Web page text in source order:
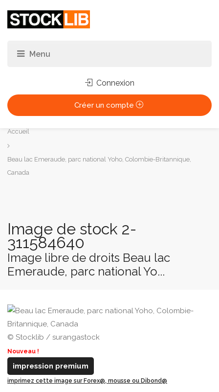
Connexion
Créer un compte
Vous
êtes
ici :
Accueil
Beau lac Emeraude, parc national Yoho, Colombie-Britannique,
Canada
Image de stock 2-
311584640
Image libre de droits Beau lac
Emeraude, parc national Yo...
© Stocklib / surangastock
Nouveau !
impression premium
imprimez cette image sur Forex@, mousse ou Dibond@